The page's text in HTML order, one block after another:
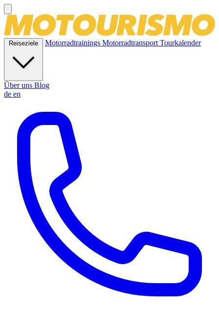
Reiseziele Motorradtrainings MotorradtransportTourkalender
Über uns Blog
de en